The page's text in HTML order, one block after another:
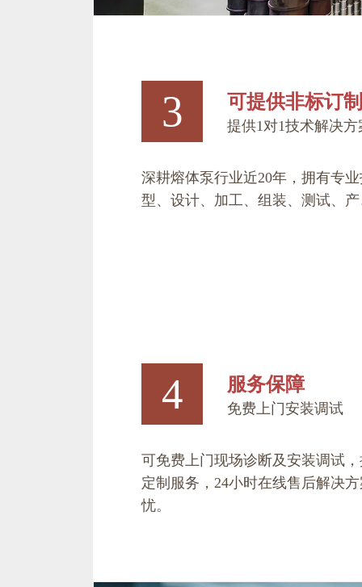
3 可提供非标订
提供1对1技术解决方
深耕熔体泵行业近20年，拥有专
型、设计、加工、组装、测试、
4 服务保障
免费上门安装调试
可免费上门现场诊断及安装调试
定制服务，24小时在线售后解决
忧。